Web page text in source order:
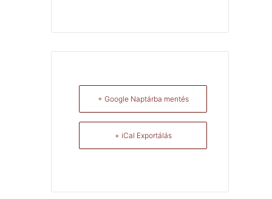
+ Google Naptárba mentés
+ iCal Exportálás